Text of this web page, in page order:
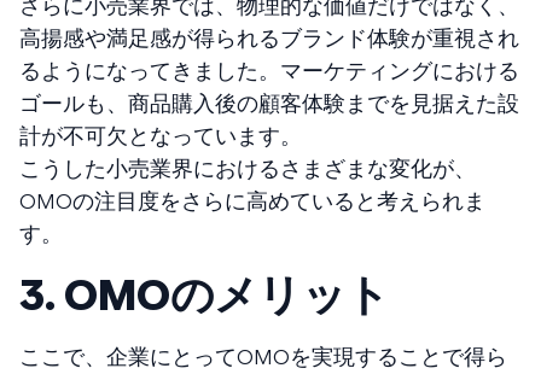
高揚感や満足感が得られるブランド体験が重視され
るようになってきました。マーケティングにおける
ゴールも、商品購入後の顧客体験までを見据えた設
計が不可欠となっています。
こうした小売業界におけるさまざまな変化が、
OMOの注目度をさらに高めていると考えられま
す。
3. OMOのメリット
ここで、企業にとってOMOを実現することで得ら